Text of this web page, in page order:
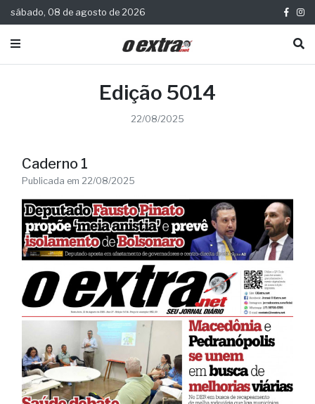
sábado, 08 de agosto de 2026
Edição 5014
22/08/2025
Caderno 1
Publicada em 22/08/2025